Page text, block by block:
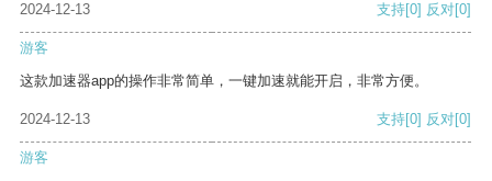
2024-12-13 支持[0] 反对[0]
游客
这款加速器app的操作非常简单，一键加速就能开启，非常方便。
2024-12-13 支持[0] 反对[0]
游客